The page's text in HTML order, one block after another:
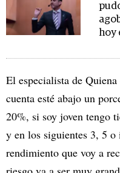
hoy
El especialista de
cuenta esté abajo un
20%, si soy joven tengo
y en los siguientes 3, 5
rendimiento que voy a